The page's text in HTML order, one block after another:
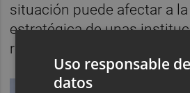
situación puede afectar a
estratégica de unas
recordó, "representan el
Uso responsable
datos